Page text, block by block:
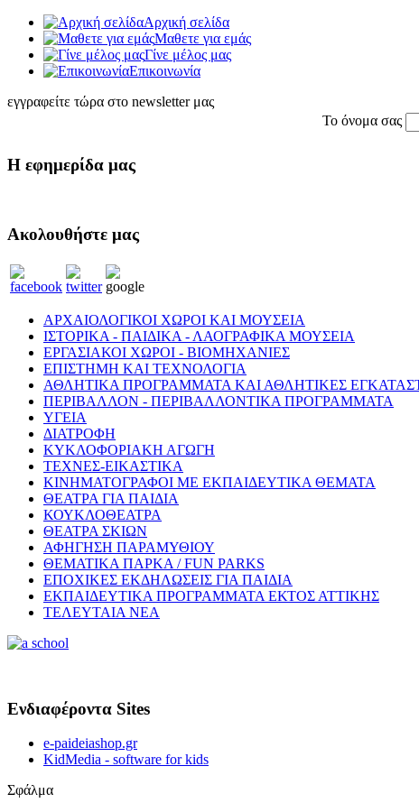
Αρχική σελίδα
Μαθετε για εμάς
Γίνε μέλος μας
Eπικοινωνία
εγγραφείτε τώρα στο newsletter μας
Το όνομα σας
Η εφημερίδα μας
Ακολουθήστε μας
ΑΡΧΑΙΟΛΟΓΙΚΟΙ ΧΩΡΟΙ ΚΑΙ ΜΟΥΣΕΙΑ
ΙΣΤΟΡΙΚΑ - ΠΑΙΔΙΚΑ - ΛΑΟΓΡΑΦΙΚΑ ΜΟΥΣΕΙΑ
ΕΡΓΑΣΙΑΚΟΙ ΧΩΡΟΙ - ΒΙΟΜΗΧΑΝΙΕΣ
ΕΠΙΣΤΗΜΗ ΚΑΙ ΤΕΧΝΟΛΟΓΙΑ
ΑΘΛΗΤΙΚΑ ΠΡΟΓΡΑΜΜΑΤΑ ΚΑΙ ΑΘΛΗΤΙΚΕΣ
ΠΕΡΙΒΑΛΛΟΝ - ΠΕΡΙΒΑΛΛΟΝΤΙΚΑ ΠΡΟΓΡΑΜΜΑΤΑ
ΥΓΕΙΑ
ΔΙΑΤΡΟΦΗ
ΚΥΚΛΟΦΟΡΙΑΚΗ ΑΓΩΓΗ
ΤΕΧΝΕΣ-ΕΙΚΑΣΤΙΚΑ
ΚΙΝΗΜΑΤΟΓΡΑΦΟΙ ΜΕ ΕΚΠΑΙΔΕΥΤΙΚΑ ΘΕΜΑΤΑ
ΘΕΑΤΡΑ ΓΙΑ ΠΑΙΔΙΑ
ΚΟΥΚΛΟΘΕΑΤΡΑ
ΘΕΑΤΡΑ ΣΚΙΩΝ
ΑΦΗΓΗΣΗ ΠΑΡΑΜΥΘΙΟΥ
ΘΕΜΑΤΙΚΑ ΠΑΡΚΑ / FUN PARKS
ΕΠΟΧΙΚΕΣ ΕΚΔΗΛΩΣΕΙΣ ΓΙΑ ΠΑΙΔΙΑ
ΕΚΠΑΙΔΕΥΤΙΚΑ ΠΡΟΓΡΑΜΜΑΤΑ ΕΚΤΟΣ ΑΤΤΙΚΗΣ
ΤΕΛΕΥΤΑΙΑ ΝΕΑ
Ενδιαφέροντα Sites
e-paideiashop.gr
KidMedia - software for kids
Σφάλμα